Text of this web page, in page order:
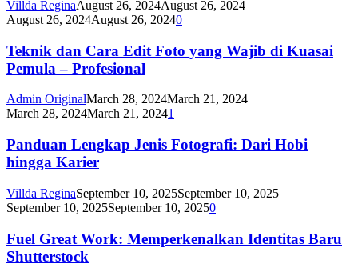
Villda ReginaAugust 26, 2024August 26, 2024
August 26, 2024August 26, 20240
Teknik dan Cara Edit Foto yang Wajib di Kuasai
Pemula – Profesional
Admin OriginalMarch 28, 2024March 21, 2024
March 28, 2024March 21, 20241
Panduan Lengkap Jenis Fotografi: Dari Hobi
hingga Karier
Villda ReginaSeptember 10, 2025September 10, 2025
September 10, 2025September 10, 20250
Fuel Great Work: Memperkenalkan Identitas Baru
Shutterstock